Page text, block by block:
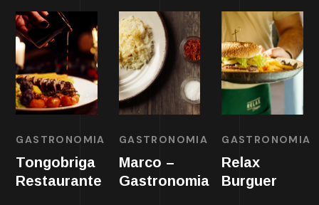
GASTRONOMIA
Tongobriga
Restaurante
GASTRONOMIA
Marco –
Gastronomia
GASTRONOMIA
Relax
Burguer